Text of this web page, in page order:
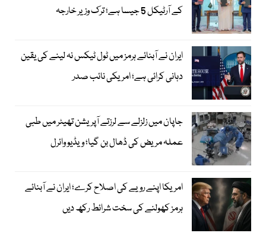
کے آرٹیکل 5 جیسا ہے؛ ترک وزیر خارجہ
ایران نے آبنائے ہرمز میں ٹول ٹیکس نہ لینے کی یقین
دہانی کرائی ہے؛ امریکی نائب صدر
جاپان میں زلزلے سے لرزتے آپریشن تھیٹر میں طبی
عملہ مریض کی ڈھال بن گیا؛ ویڈیو وائرل
امریکا اپنے رویے کی اصلاح کرے؛ ایران نے آبنائے
ہرمز کھولنے کی سخت شرائط رکھ دیں